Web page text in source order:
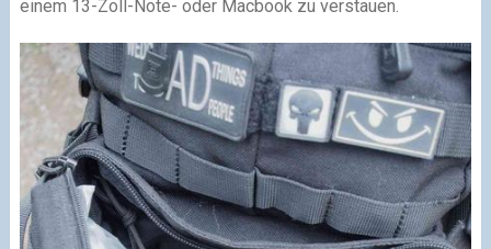
einem 13-Zoll-Note- oder Macbook zu verstauen.